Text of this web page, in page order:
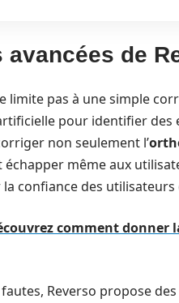
de
limite pas à une simple
pour identifier des
non seulement l’
même aux
confiance des
comment donner
Reverso propose